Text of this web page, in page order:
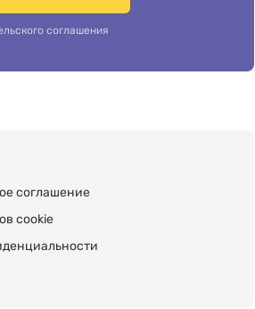
соглашения
соглашение
cookie